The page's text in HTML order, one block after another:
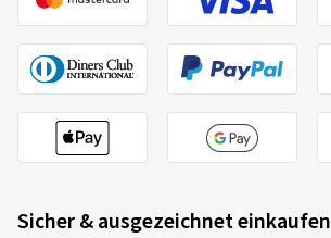
Sicher & ausgezeichnet einkaufen